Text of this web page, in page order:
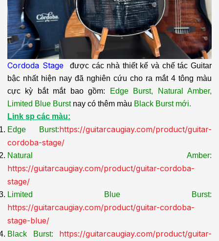
Cordoda Stage
được các nhà thiết kế và chế tác Guitar
bậc nhất hiện nay đã nghiên cứu cho ra mắt 4 tông màu
cực kỳ bắt mắt bao gồm:
Edge Burst, Natural Amber,
Limited Blue Burstnay có thêm màu Black Burst mới.
Link sp các màu:
Edge Burst:https://guitarcaugiay.com/product/guitar-
cordoba-stage/
Natural Amber:
https://guitarcaugiay.com/product/guitar-cordoba-
stage/
Limited Blue Burst:
https://guitarcaugiay.com/product/guitar-cordoba-
stage-blue/
Black Burst: https://guitarcaugiay.com/product/guitar-